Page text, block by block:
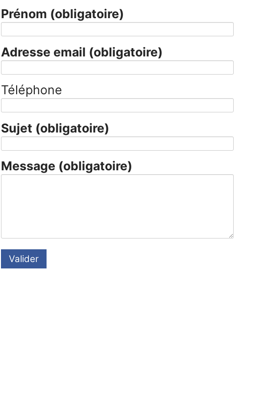
Prénom (obligatoire)
Adresse email (obligatoire)
Téléphone
Sujet (obligatoire)
Message (obligatoire)
Valider